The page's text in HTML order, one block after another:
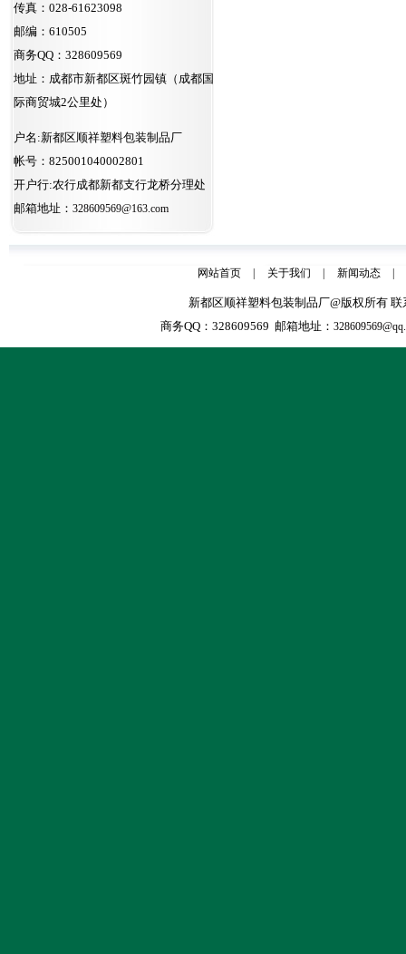
传真：028-61623098
邮编：610505
商务QQ：328609569
地址：成都市新都区斑竹园镇（成都国
际商贸城2公里处）
户名:新都区顺祥塑料包装制品厂
帐号：825001040002801
开户行:农行成都新都支行龙桥分理处
邮箱地址： 328609569@163.com
网站首页 关于我们 新闻动态
新都区顺祥塑料包装制品厂@版权所有
商务QQ：328609569 邮箱地址：